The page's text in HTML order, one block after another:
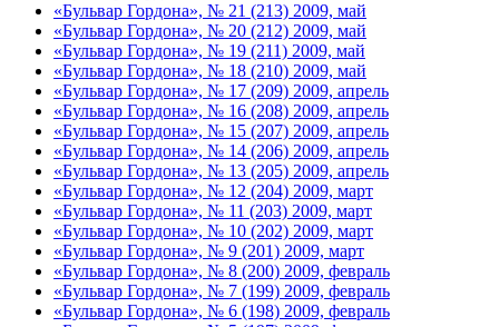
«Бульвар Гордона», № 21 (213) 2009, май
«Бульвар Гордона», № 20 (212) 2009, май
«Бульвар Гордона», № 19 (211) 2009, май
«Бульвар Гордона», № 18 (210) 2009, май
«Бульвар Гордона», № 17 (209) 2009, апрель
«Бульвар Гордона», № 16 (208) 2009, апрель
«Бульвар Гордона», № 15 (207) 2009, апрель
«Бульвар Гордона», № 14 (206) 2009, апрель
«Бульвар Гордона», № 13 (205) 2009, апрель
«Бульвар Гордона», № 12 (204) 2009, март
«Бульвар Гордона», № 11 (203) 2009, март
«Бульвар Гордона», № 10 (202) 2009, март
«Бульвар Гордона», № 9 (201) 2009, март
«Бульвар Гордона», № 8 (200) 2009, февраль
«Бульвар Гордона», № 7 (199) 2009, февраль
«Бульвар Гордона», № 6 (198) 2009, февраль